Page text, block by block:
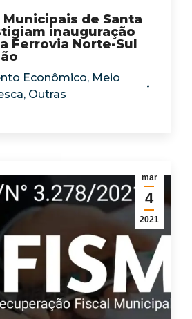
de Santa
inauguração
Ferrovia Norte-Sul
Econômico, Meio
, Outras
mar
4
2021